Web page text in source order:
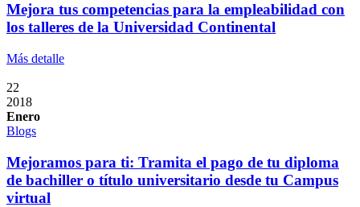
Mejora tus competencias para la empleabilidad con
los talleres de la Universidad Continental
Más detalle
22
2018
Enero
Blogs
Mejoramos para ti: Tramita el pago de tu diploma
de bachiller o título universitario desde tu Campus
virtual